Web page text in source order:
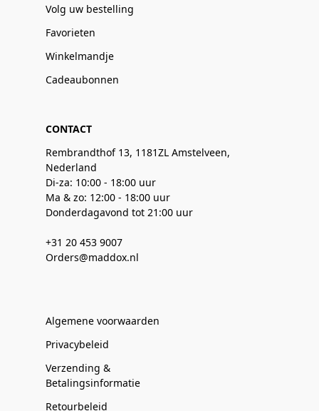
Volg uw bestelling
Favorieten
Winkelmandje
Cadeaubonnen
CONTACT
Rembrandthof 13, 1181ZL Amstelveen,
Nederland
Di-za: 10:00 - 18:00 uur
Ma & zo: 12:00 - 18:00 uur
Donderdagavond tot 21:00 uur
+31 20 453 9007
Orders@maddox.nl
Algemene voorwaarden
Privacybeleid
Verzending &
Betalingsinformatie
Retourbeleid